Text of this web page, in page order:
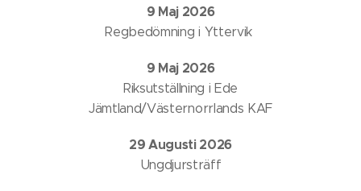
9 Maj 2026
Regbedömning i Yttervik
9 Maj 2026
Riksutställning i Ede
Jämtland/Västernorrlands KAF
29 Augusti 2026
Ungdjursträff